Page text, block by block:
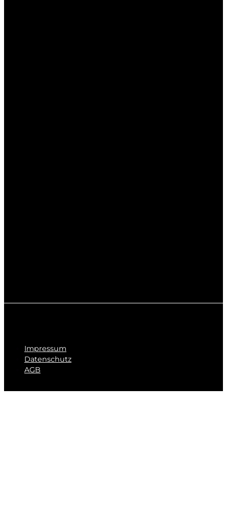
Impressum
Datenschutz
AGB